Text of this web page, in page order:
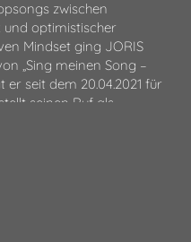
zwischen
und optimistischer
Mindset ging JORIS
„Sing meinen Song –
er seit dem 20.04.2021 für
seinen Ruf als